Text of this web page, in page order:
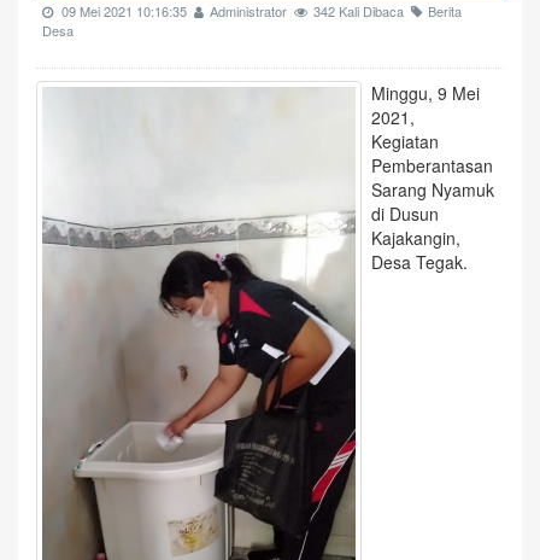
09 Mei 2021 10:16:35 Administrator 342 Kali Dibaca
Berita
Desa
Minggu, 9 Mei
2021,
Kegiatan
Pemberantasan
Sarang Nyamuk
di Dusun
Kajakangin,
Desa Tegak.